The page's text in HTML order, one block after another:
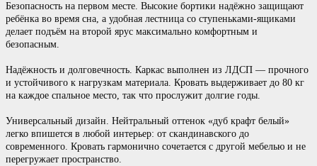
Безопасность на первом месте. Высокие бортики надёжно защищают
ребёнка во время сна, а удобная лестница со ступеньками-ящиками
делает подъём на второй ярус максимально комфортным и
безопасным.
Надёжность и долговечность. Каркас выполнен из ЛДСП — прочного
и устойчивого к нагрузкам материала. Кровать выдерживает до 80 кг
на каждое спальное место, так что прослужит долгие годы.
Универсальный дизайн. Нейтральный оттенок «дуб крафт белый»
легко впишется в любой интерьер: от скандинавского до
современного. Кровать гармонично сочетается с другой мебелью и не
перегружает пространство.